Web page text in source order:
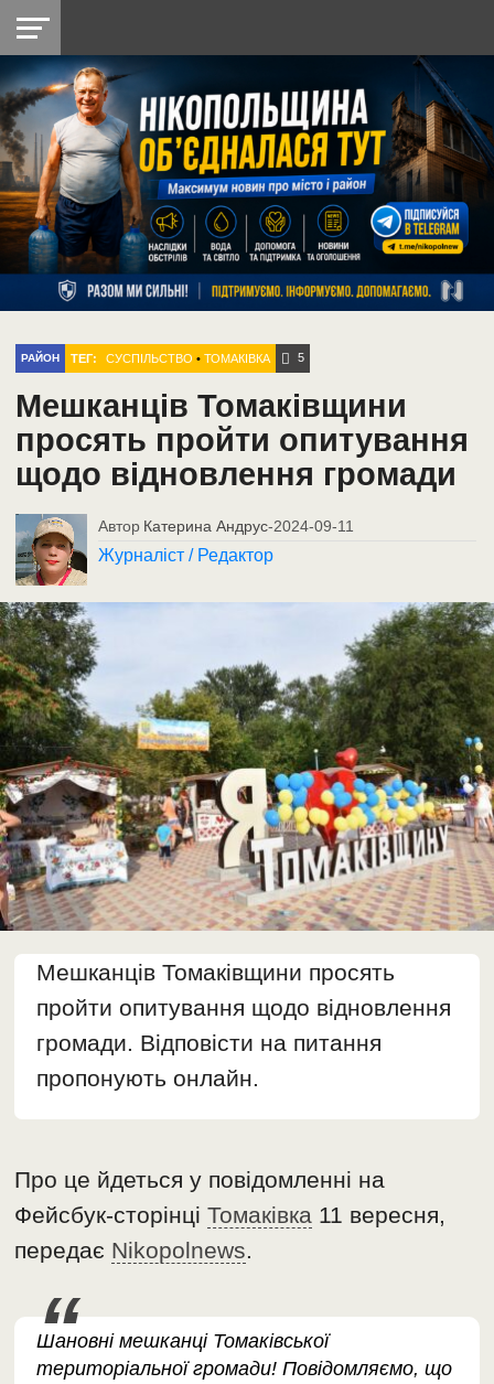
НІКОПОЛЬ
РАЙОН
СІЧЕСЛАВСЬКА
УКРАЇНА
РЕТРО
НІКОПОЛЬ
ЛАЙТ
УКРАЇНА
ДОПОМОГА
РАДІО
РАЙОН ТЕГ: СУСПІЛЬСТВО •ТОМАКІВКА 5
Мешканців Томаківщини
просять пройти опитування
щодо відновлення громади
Автор Катерина Андрус-2024-09-11
Журналіст / Редактор
Мешканців Томаківщини просять
пройти опитування щодо відновлення
громади. Відповісти на питання
пропонують онлайн.
Про це йдеться у повідомленні на
Фейсбук-сторінціТомаківка 11 вересня,
передає Nikopolnews.
Шановні мешканці Томаківської
територіальної громади! Повідомляємо, що